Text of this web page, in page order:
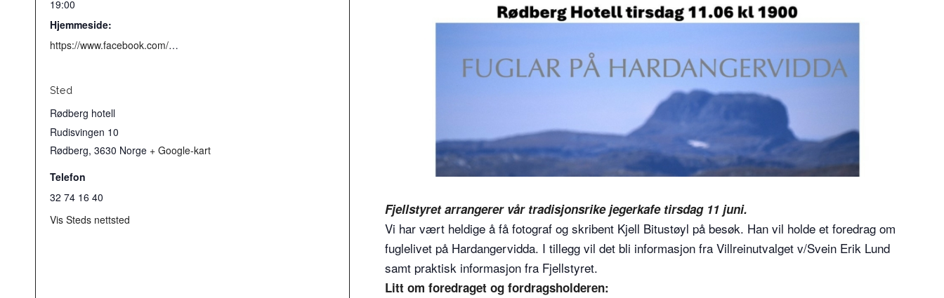
Fjellstyret arrangerer vår tradisjonsrike jegerkafe tirsdag 11 juni.
Vi har vært heldige å få fotograf og skribent Kjell Bitustøyl på besøk. Han vil holde et foredrag om
fuglelivet på Hardangervidda. I tillegg vil det bli informasjon fra Villreinutvalget v/Svein Erik Lund
samt praktisk informasjon fra Fjellstyret.
Litt om foredraget og fordragsholderen:
19:00
Hjemmeside:
https://www.facebook.com/events/1184322839416719/?ref=newsfeed
Sted
Rødberg hotell
Rudisvingen 10
Rødberg, 3630 Norge + Google-kart
Telefon
32 74 16 40
Vis Steds nettsted